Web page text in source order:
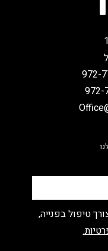
טיפול בפנייה,